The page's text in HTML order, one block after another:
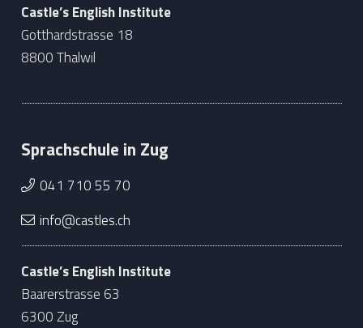
Castle’s English Institute
Gotthardstrasse 18
8800 Thalwil
Sprachschule in Zug
041 710 55 70
info@castles.ch
Castle’s English Institute
Baarerstrasse 63
6300 Zug